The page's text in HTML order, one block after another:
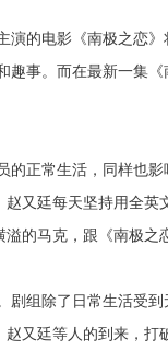
的电影《南极之恋
事。而在最新一集
正常生活，同样也
又廷每天坚持用全英
的马克，跟《南极
组除了日常生活受
又廷等人的到来，